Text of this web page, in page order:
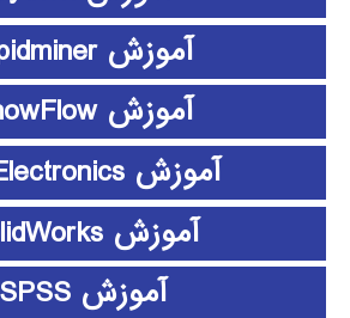
آموزش rapidminer
آموزش ShowFlow
آموزش SimElectronics
آموزش SolidWorks
آموزش SPSS